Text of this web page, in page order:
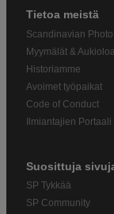
Tietoa meistä
Scandinavian Photo
Myymälät &
Historiamme
Avoimet työpaikat
Code of Conduct
Ilmiantajien Portaali
Suosittuja
SP Tykkää
SP Community